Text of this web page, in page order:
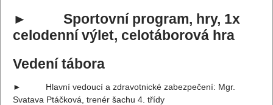
► Sportovní program, hry, 1x
celodenní výlet, celotáborová hra
Vedení tábora
► Hlavní vedoucí a zdravotnické zabezpečení: Mgr.
Svatava Ptáčková, trenér šachu 4. třídy